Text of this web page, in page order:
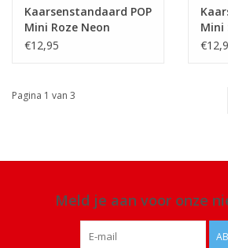
Kaarsenstandaard POP
Mini Roze Neon
€12,95
Mini
Pagina 1 van 3
Meld je aan voor onze